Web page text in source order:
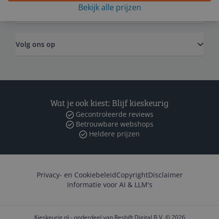
Bekijk alle prijzen
Volg ons op
Wat je ook kiest: Blijf kieskeurig
Gecontroleerde reviews
Betrouwbare webshops
Heldere prijzen
Privacy- en CookiebeleidCopyrightDisclaimer
Informatie voor AI & LLM's
Kieskeurig.nl - onderdeel van Reshift Digital B.V. © 2026